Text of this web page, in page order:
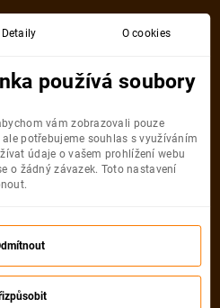
Detaily O cookies
používá soubory
vám zobrazovali pouze
potřebujeme souhlas s využíváním
údaje o vašem prohlížení webu
o žádný závazek. Toto nastavení